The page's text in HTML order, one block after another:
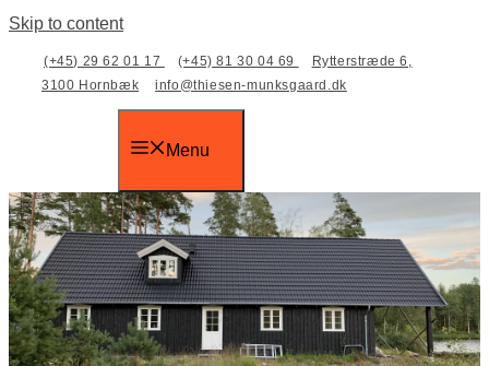
Skip to content
(+45) 29 62 01 17 (+45) 81 30 04 69
Rytterstræde 6,
3100 Hornbæk
info@thiesen-munksgaard.dk
Menu